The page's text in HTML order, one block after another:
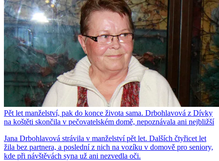
Pět let manželství, pak do konce života sama. Drbohlavová z Dívky
na koštěti skončila v pečovatelském domě, nepoznávala ani nejbližší
Jana Drbohlavová strávila v manželství pět let. Dalších čtyřicet let
žila bez partnera, a poslední z nich na vozíku v domově pro seniory,
kde při návštěvách syna už ani nezvedla oči.